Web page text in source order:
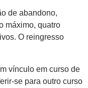
de abandono,
máximo, quatro
O reingresso
vínculo em curso de
se para outro curso